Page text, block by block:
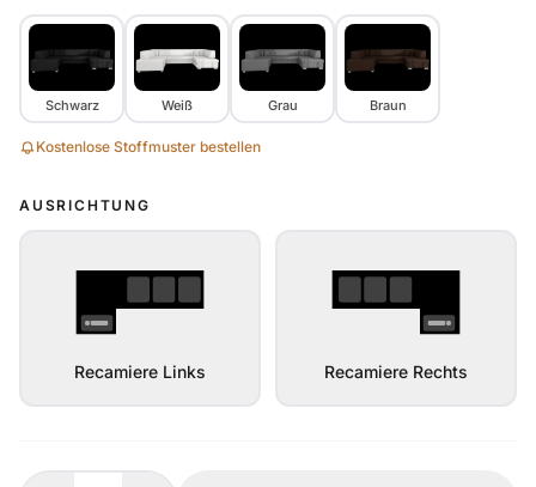
Schwarz Weiß Grau Braun
Kostenlose Stoffmuster bestellen
AUSRICHTUNG
Recamiere Links Recamiere Rechts